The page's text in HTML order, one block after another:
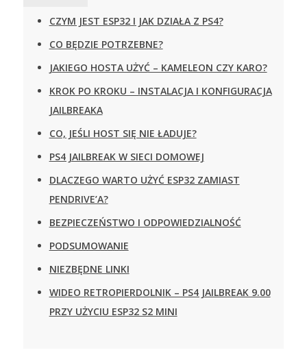
CZYM JEST ESP32 I JAK DZIAŁA Z PS4?
CO BĘDZIE POTRZEBNE?
JAKIEGO HOSTA UŻYĆ – KAMELEON CZY KARO?
KROK PO KROKU – INSTALACJA I KONFIGURACJA
JAILBREAKA
CO, JEŚLI HOST SIĘ NIE ŁADUJE?
PS4 JAILBREAK W SIECI DOMOWEJ
DLACZEGO WARTO UŻYĆ ESP32 ZAMIAST
PENDRIVE’A?
BEZPIECZEŃSTWO I ODPOWIEDZIALNOŚĆ
PODSUMOWANIE
NIEZBĘDNE LINKI
WIDEO RETROPIERDOLNIK – PS4 JAILBREAK 9.00
PRZY UŻYCIU ESP32 S2 MINI